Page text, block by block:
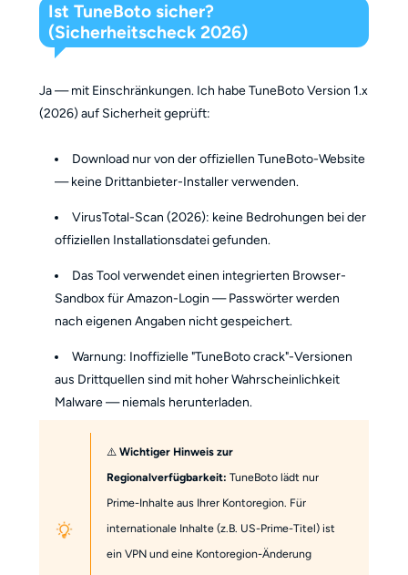
Ist TuneBoto sicher?
(Sicherheitscheck 2026)
Ja — mit Einschränkungen. Ich habe TuneBoto Version 1.x
(2026) auf Sicherheit geprüft:
Download nur von der offiziellen TuneBoto-Website
— keine Drittanbieter-Installer verwenden.
VirusTotal-Scan (2026): keine Bedrohungen bei der
offiziellen Installationsdatei gefunden.
Das Tool verwendet einen integrierten Browser-
Sandbox für Amazon-Login — Passwörter werden
nach eigenen Angaben nicht gespeichert.
Warnung: Inoffizielle "TuneBoto crack"-Versionen
aus Drittquellen sind mit hoher Wahrscheinlichkeit
Malware — niemals herunterladen.
⚠️Wichtiger Hinweis zur
Regionalverfügbarkeit: TuneBoto lädt nur
Prime-Inhalte aus Ihrer Kontoregion. Für
internationale Inhalte (z.B. US-Prime-Titel) ist
ein VPN und eine Kontoregion-Änderung